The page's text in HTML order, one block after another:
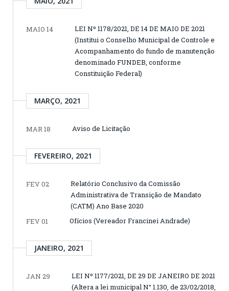
MAIO 14
LEI Nº 1178/2021, DE 14 DE MAIO DE 2021
(Institui o Conselho Municipal de Controle e
Acompanhamento do fundo de manutenção
denominado FUNDEB, conforme
Constituição Federal)
MARÇO, 2021
MAR 18 Aviso de Licitação
FEVEREIRO, 2021
FEV 02
Relatório Conclusivo da Comissão
Administrativa de Transição de Mandato
(CATM) Ano Base 2020
FEV 01
Ofícios (Vereador Francinei Andrade)
JANEIRO, 2021
JAN 29
LEI Nº 1177/2021, DE 29 DE JANEIRO DE 2021
(Altera a lei municipal N° 1.130, de 23/02/2018,